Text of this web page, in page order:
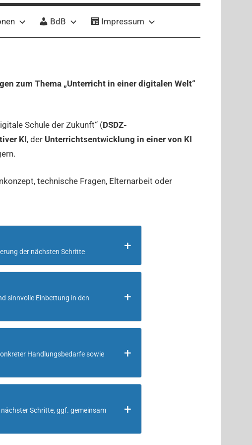
BdB Impressum
zum Thema „Unterricht in einer digitalen Welt“
Schule der Zukunft“ (DSDZ-
KI, der Unterrichtsentwicklung in einer von KI
technische Fragen, Elternarbeit oder
der nächsten Schritte
sinnvolle Einbettung in den
Handlungsbedarfe sowie
Schritte, ggf. gemeinsam